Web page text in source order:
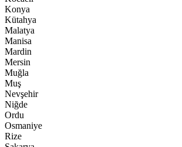
Konya
Kütahya
Malatya
Manisa
Mardin
Mersin
Muğla
Muş
Nevşehir
Niğde
Ordu
Osmaniye
Rize